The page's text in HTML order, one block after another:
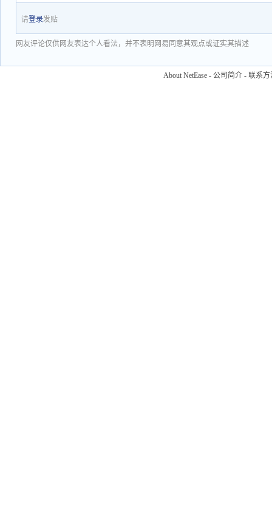
请登录发贴
网友评论仅供网友表达个人看法，并不表明网易同意其观点或证实其描述
About NetEase - 公司简介 - 联系方